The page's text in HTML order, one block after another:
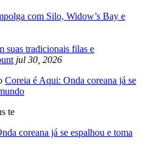
com Silo, Widow’s Bay e
suas tradicionais filas e
jul 30, 2026
Coreia é Aqui: Onda coreana já se
te
coreana já se espalhou e toma